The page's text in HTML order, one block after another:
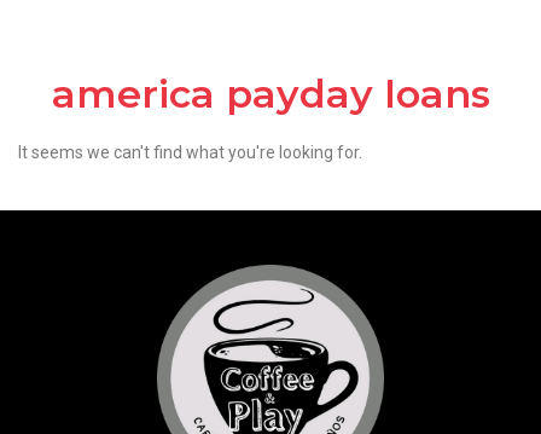
america payday loans
It seems we can't find what you're looking for.